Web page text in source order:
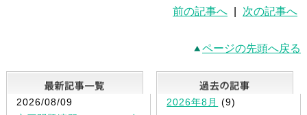
前の記事へ 次の記事へ
ページの先頭へ戻る
最新記事一覧
2026/08/09
2026年8月 (9)